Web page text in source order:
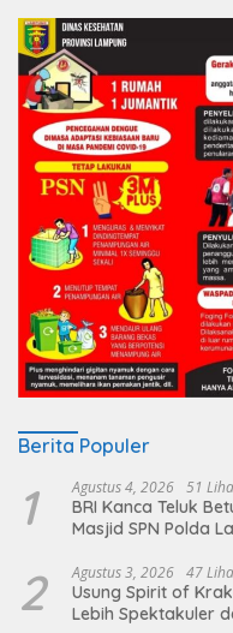
Berita Populer
1 Agustus 4, 2026 51
BRI Kanca Teluk
Masjid SPN Polda
2 Agustus 3, 2026 47
Usung Spirit of
Lebih Spektakuler